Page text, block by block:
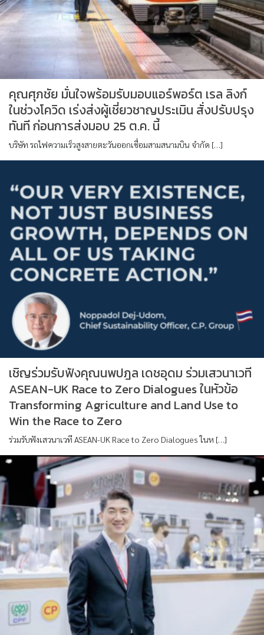
คุณศุภชัย มั่นใจพร้อมรับมอบแอร์พอร์ต เรล ลิงก์
ในช่วงโควิด เร่งส่งผู้เชี่ยวชาญประเมิน สั่งปรับปรุง
ทันที ก่อนการส่งมอบ 25 ต.ค. นี้
บริษัท รถไฟความเร็วสูงสายตะวันออกเชื่อมสามสนามบิน จำกัด […]
เชิญร่วมรับฟังคุณนพปฎล เดชอุดม ร่วมเสวนาเวที
ASEAN-UK Race to Zero Dialogues ในหัวข้อ
Transforming Agriculture and Land Use to
Win the Race to Zero
ร่วมรับฟังเสวนาเวที ASEAN-UK Race to Zero Dialogues ในห […]